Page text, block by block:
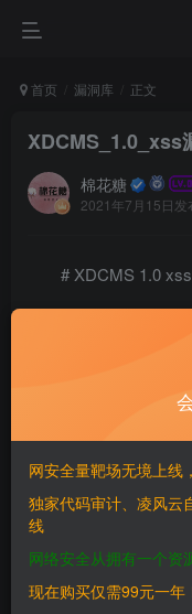
首页 漏洞库 正文
XDCMS_1.0_xss
棉花糖
2021年7月15日发
# XDCMS 1.0
二、漏洞影响
————
XDCMS 1.0
网安全量靶场无境上线
独家代码审计、凌风云
线
网络安全从拥有一个资
现在购买仅需99元一年